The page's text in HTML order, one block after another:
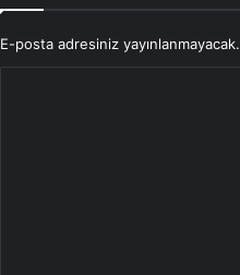
E-posta adresiniz yayınlanmayacak.